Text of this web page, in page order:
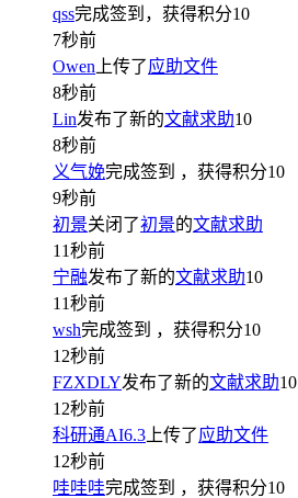
qss完成签到，获得积分10
7秒前
Owen 上传了应助文件
8秒前
Lin发布了新的文献求助10
8秒前
义气娩完成签到 ，获得积分10
9秒前
初景关闭了初景的文献求助
11秒前
宁融发布了新的文献求助10
11秒前
wsh完成签到 ，获得积分10
12秒前
FZXDLY发布了新的文献求助10
12秒前
科研通AI6.3 上传了应助文件
12秒前
哇哇哇完成签到 ，获得积分10